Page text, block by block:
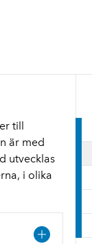
till
är med
utvecklas
i olika